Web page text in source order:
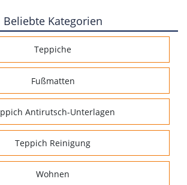
Beliebte Kategorien
Teppiche
Fußmatten
Antirutsch-Unterlagen
Teppich Reinigung
Wohnen